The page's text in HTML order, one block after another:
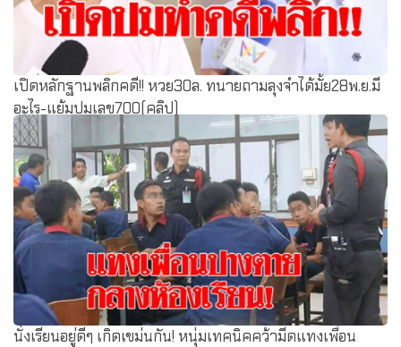
เปิดหลักฐานพลิกคดี!! หวย30ล. ทนายถามลุงจำได้มั้ย28พ.ย.มี
อะไร-แย้มปมเลข700(คลิป)
นั่งเรียนอยู่ดีๆ เกิดเขม่นกัน! หนุ่มเทคนิคคว้ามีดแทงเพื่อน